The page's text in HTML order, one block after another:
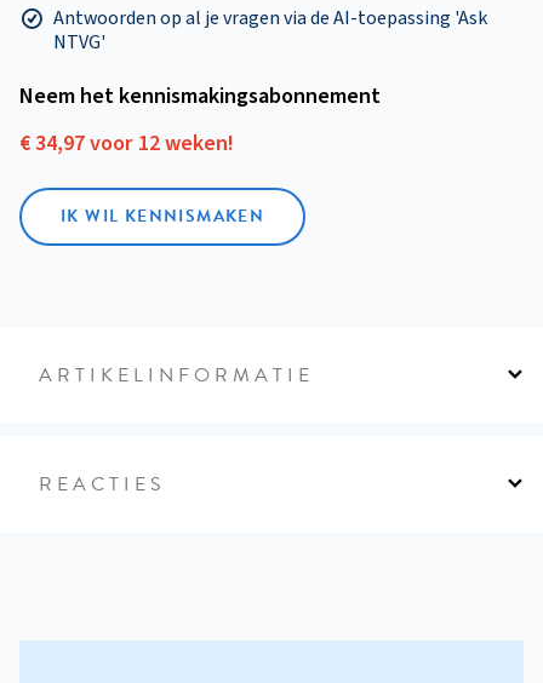
Antwoorden op al je vragen via de AI-toepassing 'Ask
NTVG'
Neem het kennismakings­abonnement
€ 34,97 voor 12 weken!
IK WIL KENNISMAKEN
ARTIKELINFORMATIE
REACTIES